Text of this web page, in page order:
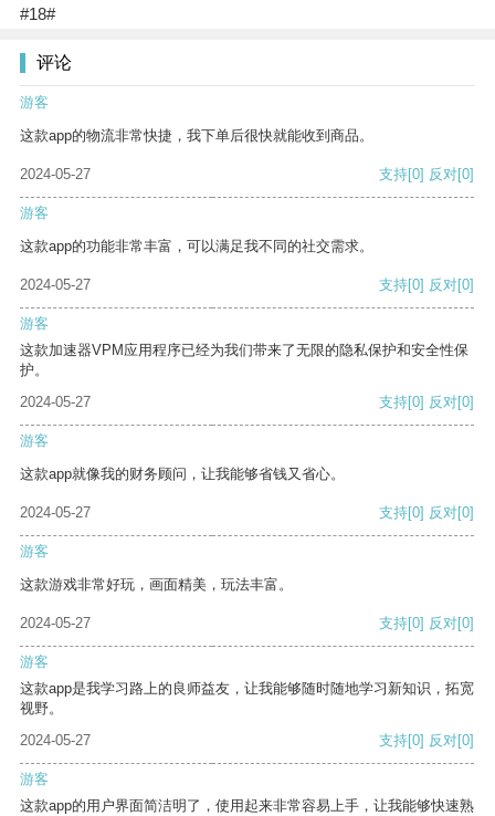
#18#
评论
游客
这款app的物流非常快捷，我下单后很快就能收到商品。
2024-05-27 支持[0] 反对[0]
游客
这款app的功能非常丰富，可以满足我不同的社交需求。
2024-05-27 支持[0] 反对[0]
游客
这款加速器VPM应用程序已经为我们带来了无限的隐私保护和安全性保
护。
2024-05-27
支持[0] 反对[0]
游客
这款app就像我的财务顾问，让我能够省钱又省心。
2024-05-27 支持[0] 反对[0]
游客
这款游戏非常好玩，画面精美，玩法丰富。
2024-05-27 支持[0] 反对[0]
游客
这款app是我学习路上的良师益友，让我能够随时随地学习新知识，拓宽
视野。
2024-05-27
支持[0] 反对[0]
游客
这款app的用户界面简洁明了，使用起来非常容易上手，让我能够快速熟